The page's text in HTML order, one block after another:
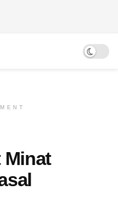
Minat